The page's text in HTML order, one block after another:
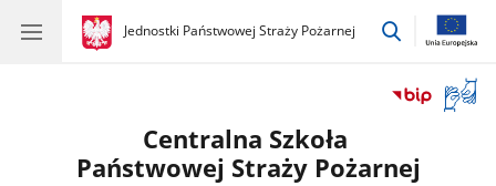
gov.pl
Jednostki Państwowej Straży Pożarnej
gov.pl
Jednostki
przejdź
okno
Centralna Szkoła
Państwowej Straży Pożarnej